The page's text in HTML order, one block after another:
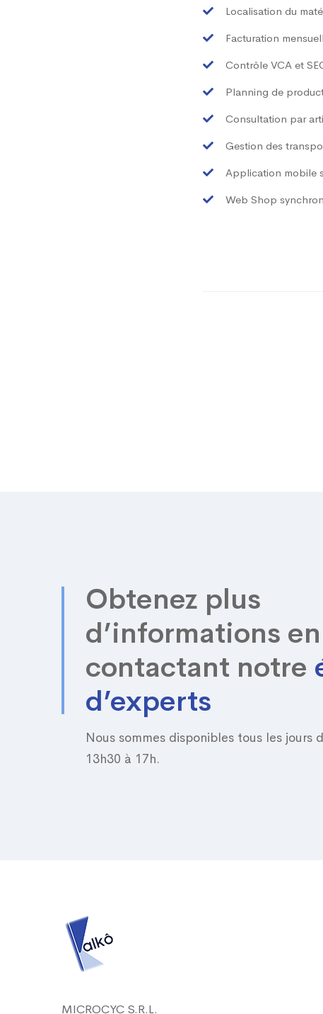
Localisation du
Facturation
Contrôle VCA et
Planning de
Consultation par
Gestion des
Application mobile
Web Shop
Obtenez plus
d’informations en
contactant notre
d’experts
Nous sommes disponibles tous les jours
13h30 à 17h.
MICROCYC S.R.L.